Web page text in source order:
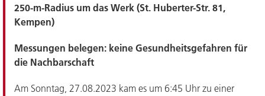
250-m-Radius um das Werk (St. Huberter-Str. 81,
Kempen)
Messungen belegen: keine Gesundheitsgefahren für
die Nachbarschaft
Am Sonntag, 27.08.2023 kam es um 6:45 Uhr zu einer